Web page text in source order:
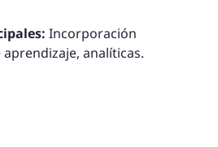
Incorporación
analíticas.